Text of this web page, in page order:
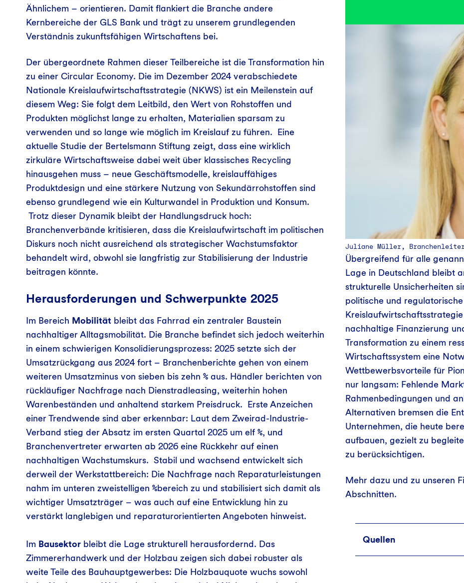
Ähnlichem – orientieren. Damit flankiert die Branche andere
Kernbereiche der GLS Bank und trägt zu unserem grundlegenden
Verständnis zukunftsfähigen Wirtschaftens bei.
Der übergeordnete Rahmen dieser Teilbereiche ist die Transformation hin
zu einer Circular Economy. Die im Dezember 2024 verabschiedete
Nationale Kreislaufwirtschaftsstrategie (NKWS) ist ein Meilenstein auf
diesem Weg: Sie folgt dem Leitbild, den Wert von Rohstoffen und
Produkten möglichst lange zu erhalten, Materialien sparsam zu
verwenden und so lange wie möglich im Kreislauf zu führen. Eine
aktuelle Studie der Bertelsmann Stiftung zeigt, dass eine wirklich
zirkuläre Wirtschaftsweise dabei weit über klassisches Recycling
hinausgehen muss – neue Geschäftsmodelle, kreislauffähiges
Produktdesign und eine stärkere Nutzung von Sekundärrohstoffen sind
ebenso grundlegend wie ein Kulturwandel in Produktion und Konsum.
Trotz dieser Dynamik bleibt der Handlungsdruck hoch:
Branchenverbände kritisieren, dass die Kreislaufwirtschaft im politischen
Diskurs noch nicht ausreichend als strategischer Wachstumsfaktor
behandelt wird, obwohl sie langfristig zur Stabilisierung der Industrie
beitragen könnte.
Herausforderungen und Schwerpunkte 2025
Im Bereich Mobilität bleibt das Fahrrad ein zentraler Baustein
nachhaltiger Alltagsmobilität. Die Branche befindet sich jedoch weiterhin
in einem schwierigen Konsolidierungsprozess: 2025 setzte sich der
Umsatzrückgang aus 2024 fort – Branchenberichte gehen von einem
weiteren Umsatzminus von sieben bis zehn % aus. Händler berichten von
rückläufiger Nachfrage nach Dienstradleasing, weiterhin hohen
Warenbeständen und anhaltend starkem Preisdruck. Erste Anzeichen
einer Trendwende sind aber erkennbar: Laut dem Zweirad-Industrie-
Verband stieg der Absatz im ersten Quartal 2025 um elf %, und
Branchenvertreter erwarten ab 2026 eine Rückkehr auf einen
nachhaltigen Wachstumskurs. Stabil und wachsend entwickelt sich
derweil der Werkstattbereich: Die Nachfrage nach Reparaturleistungen
nahm im unteren zweistelligen %bereich zu und stabilisiert sich damit als
wichtiger Umsatzträger – was auch auf eine Entwicklung hin zu
verstärkt langlebigen und reparaturorientierten Angeboten hinweist.
Im Bausektor bleibt die Lage strukturell herausfordernd. Das
Zimmererhandwerk und der Holzbau zeigen sich dabei robuster als
weite Teile des Bauhauptgewerbes: Die Holzbauquote wuchs sowohl
Juliane Müller,
Übergreifend für alle
Lage in Deutschland bleibt
strukturelle Unsicherheiten
politische und
nachhaltige Finanzierung
Transformation zu einem
Wirtschaftssystem eine
Wettbewerbsvorteile für
nur langsam: Fehlende
Rahmenbedingungen und
Alternativen bremsen die
Unternehmen, die heute
aufbauen, gezielt zu
zu berücksichtigen.
Mehr dazu und zu unseren
Abschnitten.
Quellen